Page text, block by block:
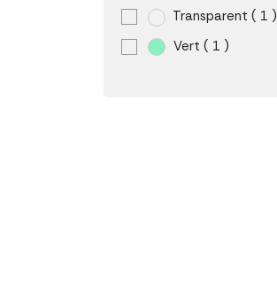
Transparent ( 1 )
Vert ( 1 )